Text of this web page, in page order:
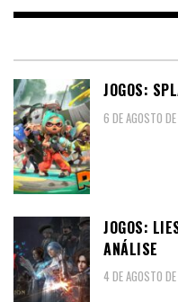
JOGOS:
6 DE AGOSTO
JOGOS:
ANÁLISE
4 DE AGOSTO